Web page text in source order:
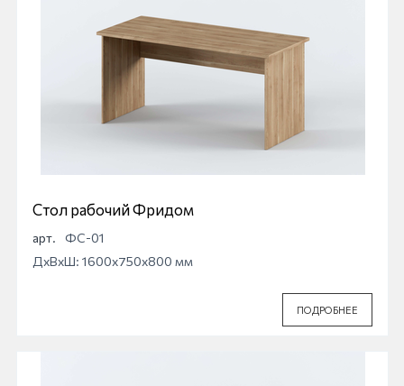
Стол рабочий Фридом
арт.
ФС-01
ДхВхШ: 1600x750x800 мм
ПОДРОБНЕЕ